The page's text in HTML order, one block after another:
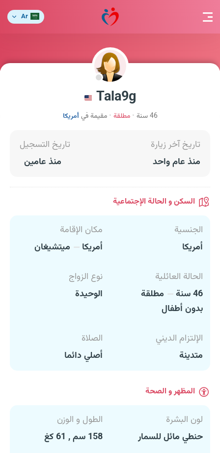
Ar
Tala9g
46 سنة مطلقة مقيمة في أمريكا
تاريخ آخر زيارة
منذ عام واحد
تاريخ التسجيل
منذ عامين
السكن و الحالة الإجتماعية
الجنسية
أمريكا
مكان الإقامة
أمريكا
ميتشيغان
الحالة العائلية
46 سنة
مطلقة
بدون أطفال
نوع الزواج
الوحيدة
الإلتزام الديني
متدينة
الصلاة
أصلي دائما
المظهر و الصحة
لون البشرة
حنطي مائل للسمار
الطول و الوزن
158 سم , 61 كغ